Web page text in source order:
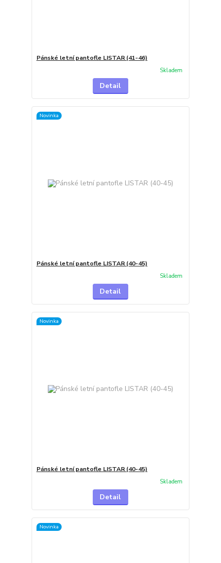
Pánské letní pantofle LISTAR (41-46)
Skladem
Detail
Novinka
Pánské letní pantofle LISTAR (40-45)
Skladem
Detail
Novinka
Pánské letní pantofle LISTAR (40-45)
Skladem
Detail
Novinka